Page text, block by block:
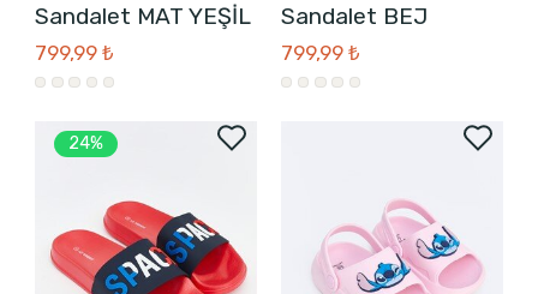
Sandalet MAT YEŞİL
799,99 ₺
Sandalet BEJ
799,99 ₺
24%